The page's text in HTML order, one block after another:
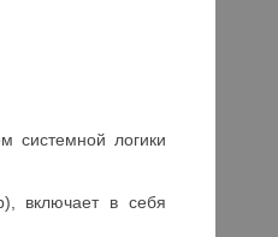
системной логики
включает в себя